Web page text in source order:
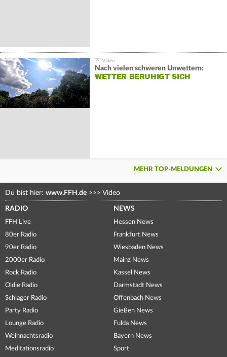
Nach vielen schweren Unwettern:
WETTER BERUHIGT SICH
MEHR TOP-MELDUNGEN
Du bist hier: www.FFH.de >>> Video
RADIO
FFH Live
80er Radio
90er Radio
2000er Radio
Rock Radio
Oldie Radio
Schlager Radio
Party Radio
Lounge Radio
Weihnachtsradio
Meditationsradio
NEWS
Hessen News
Frankfurt News
Wiesbaden News
Mainz News
Kassel News
Darmstadt News
Offenbach News
Gießen News
Fulda News
Bayern News
Sport